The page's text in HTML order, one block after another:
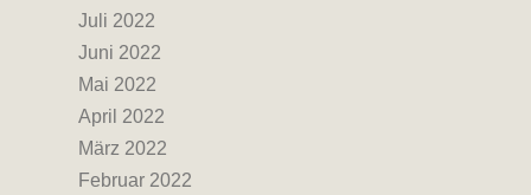
Juli 2022
Juni 2022
Mai 2022
April 2022
März 2022
Februar 2022